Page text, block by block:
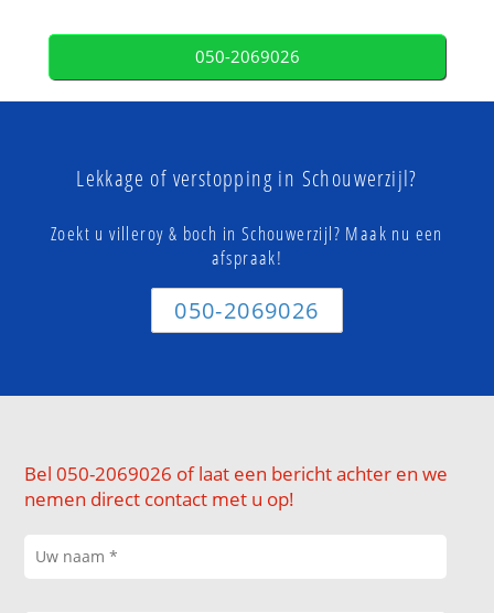
050-2069026
Lekkage of verstopping in Schouwerzijl?
Zoekt u villeroy & boch in Schouwerzijl? Maak nu een
afspraak!
050-2069026
Bel 050-2069026 of laat een bericht achter en we
nemen direct contact met u op!